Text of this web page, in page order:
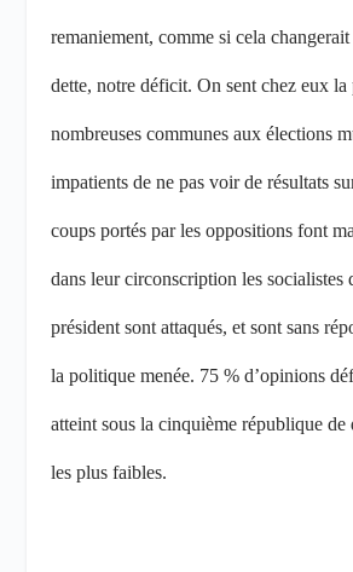
remaniement, comme si cela
dette, notre déficit. On sent chez eux la
nombreuses communes aux élections
impatients de ne pas voir de résultats
coups portés par les oppositions font
dans leur circonscription les socialistes
président sont attaqués, et sont sans
la politique menée. 75 % d’opinions
atteint sous la cinquième république de
les plus faibles.